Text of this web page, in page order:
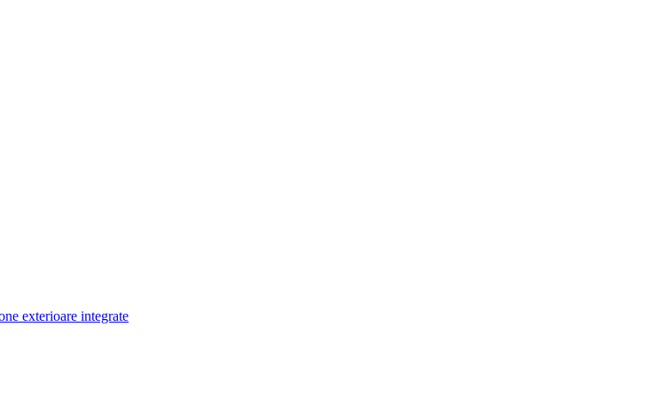
exterioare integrate